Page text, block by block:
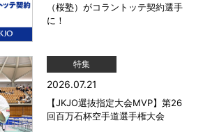
（桜塾）がコラントッテ契約選手
に！
特集
2026.07.21
【JKJO選抜指定大会MVP】第26
回百万石杯空手道選手権大会